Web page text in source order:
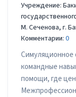
Учреждение:
М. Сеченова, г.
Комментарии: 0
Симуляционное
командные
помощи, где